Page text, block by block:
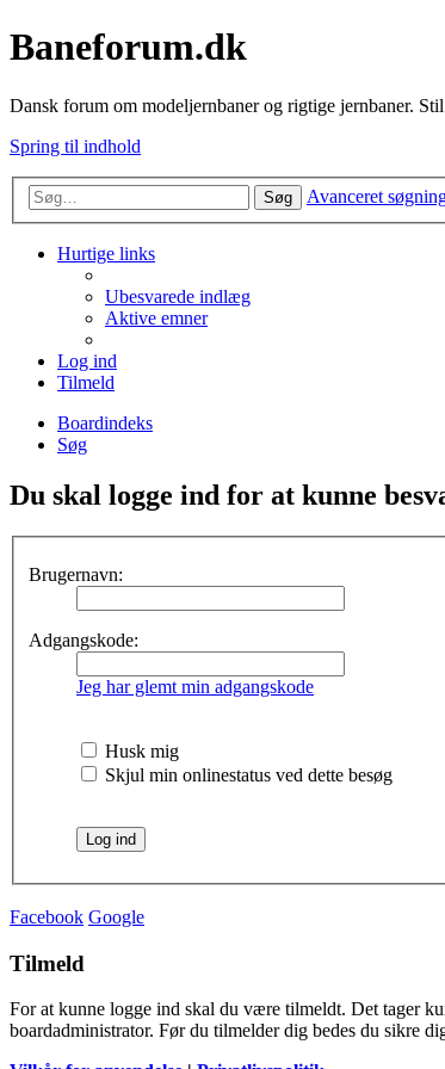
Baneforum.dk
Dansk forum om modeljernbaner og rigtige jernbaner.
Spring til indhold
Søg Avanceret
Hurtige links
Ubesvarede indlæg
Aktive emner
Log ind
Tilmeld
Boardindeks
Søg
Du skal logge ind for at kunne
Brugernavn:
Adgangskode:
Jeg har glemt min adgangskode
Husk mig
Skjul min onlinestatus ved dette besøg
Facebook Google
Tilmeld
For at kunne logge ind skal du være tilmeldt. Det tager
boardadministrator. Før du tilmelder dig bedes du sikre